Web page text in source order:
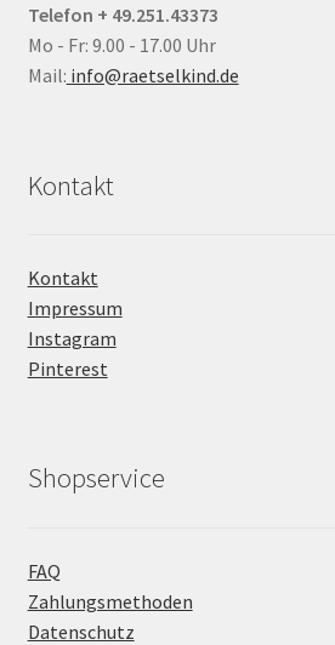
Telefon + 49.251.43373
Mo - Fr: 9.00 - 17.00 Uhr
Mail: info@raetselkind.de
Kontakt
Kontakt
Impressum
Instagram
Pinterest
Shopservice
FAQ
Zahlungsmethoden
Datenschutz